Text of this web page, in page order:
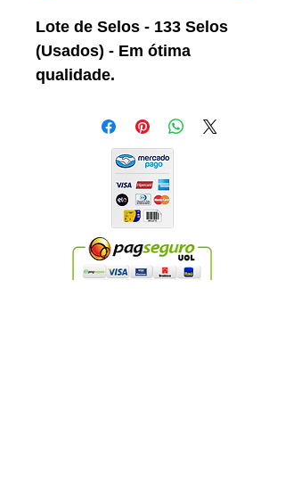
Lote de Selos - 133 Selos
(Usados) - Em ótima
qualidade.